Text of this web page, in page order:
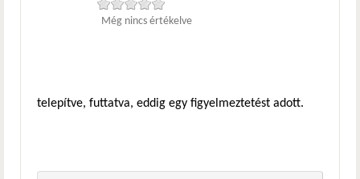
Még nincs értékelve
telepítve, futtatva, eddig egy figyelmeztetést adott.